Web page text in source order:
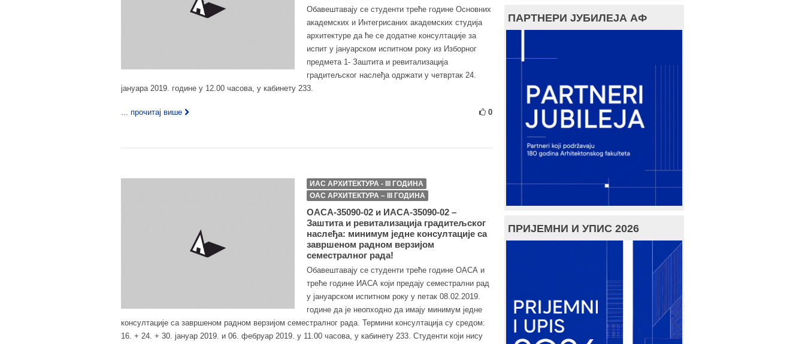
Обавештавају се студенти треће године Основних
академских и Интегрисаних академских студија
архитектуре да ће се додатне консултације за
испит у јануарском испитном року из Изборног
предмета 1- Заштита и ревитализација
градитељског наслеђа одржати у четвртак 24.
јануара 2019. године у 12.00 часова, у кабинету 233.
... прочитај више 0
ИАС АРХИТЕКТУРА - III ГОДИНА
ОАС АРХИТЕКТУРА – III ГОДИНА
ОАСА-35090-02 и ИАСА-35090-02 –
Заштита и ревитализација градитељског
наслеђа: минимум једнe консултацијe са
завршеном радном верзијом
семестралног рада!
Обавештавају се студенти треће године ОАСА и
треће године ИАСА који предају семeстрални рад
у јануарском испитном року у петак 08.02.2019.
године да је неопходно да имају минимум једнe
консултацијe са завршеном радном верзијом семестралног рада. Термини консултација су средом:
16. + 24. + 30. јануар 2019. и 06. фебруар 2019. у 11.00 часова, у кабинету 233. Студенти који нису
ПАРТНЕРИ ЈУБИЛЕЈА АФ
ПРИЈЕМНИ И УПИС 2026